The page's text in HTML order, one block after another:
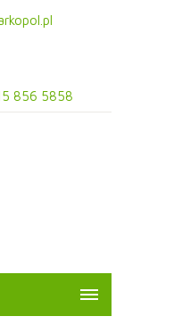
856 5858